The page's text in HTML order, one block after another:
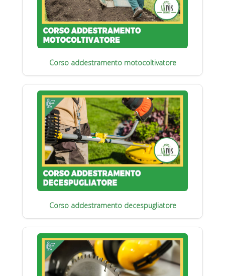
Corso addestramento motocoltivatore
Corso addestramento decespugliatore